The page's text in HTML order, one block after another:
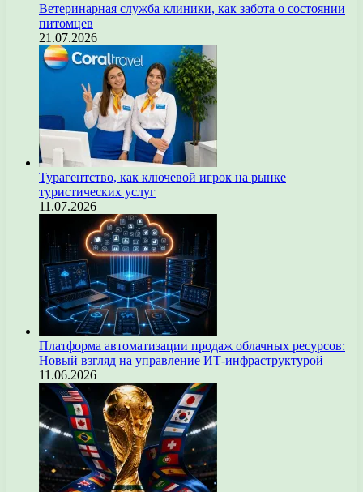
Ветеринарная служба клиники, как забота о состоянии
питомцев
21.07.2026
Турагентство, как ключевой игрок на рынке
туристических услуг
11.07.2026
Платформа автоматизации продаж облачных ресурсов:
Новый взгляд на управление ИТ-инфраструктурой
11.06.2026